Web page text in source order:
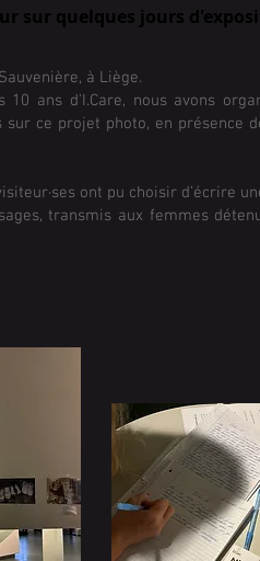
sur quelques jours
à Liège.
ans d'I.Care, nous avons
ce projet photo, en présence
ont pu choisir d’écrire
transmis aux femmes